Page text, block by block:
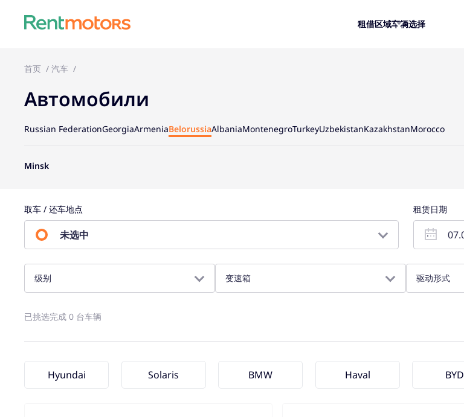
租借区域车辆选择
首页 汽车
Автомобили
Russian FederationGeorgiaArmeniaBelorussiaAlbaniaMontenegroTurkeyUzbekistanKazakhstanMorocco
Minsk
取车 / 还车地点
未选中
租赁日期
级别 变速箱 驱动形式
已挑选完成 0 台车辆
Hyundai Solaris BMW Haval BYD